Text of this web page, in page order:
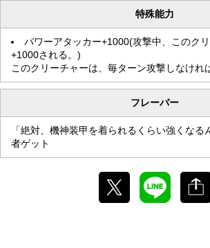
特殊能力
パワーアタッカー+1000(攻撃中、このク
+1000される。)
このクリーチャーは、毎ターン攻撃しなけれ
フレーバー
「絶対、機神装甲を着られるくらい強くなる
者ゲット